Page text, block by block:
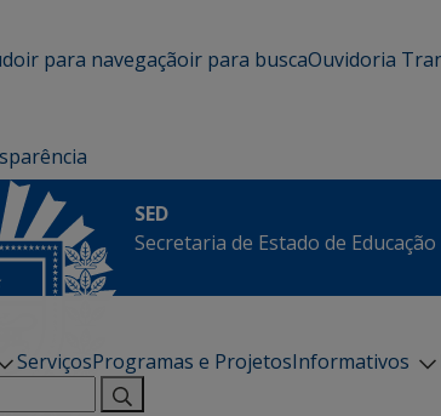
ir para navegaçãoir para buscaOuvidoria
SED
Secretaria de Estado de Educação
ServiçosProgramas e ProjetosInformativos